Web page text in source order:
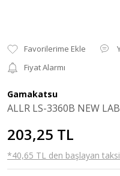
Fiyat Alarmı
Gamakatsu
ALLR LS-3360B NEW
203,25 TL
*40,65 TL den başlayan